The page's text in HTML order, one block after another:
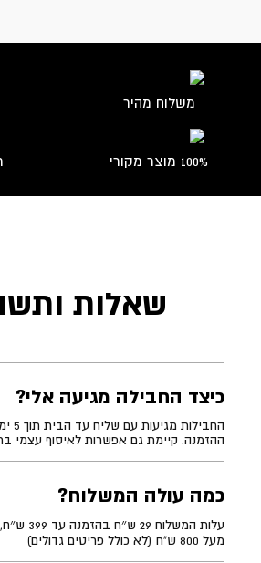
משלוח מהיר
100% מוצר מקורי
שאלות
כיצד החבילה מגיעה אלי?
ההזמנה. קיימת גם אפשרות לאיסוף עצמי
כמה עולה המשלוח?
עלות
מעל 800 ש"ח (לא כולל פריטים גדולים)